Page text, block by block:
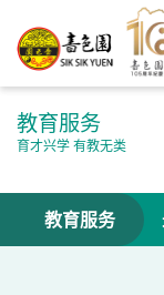
教育服务
育才兴学 有教无类
教育服务